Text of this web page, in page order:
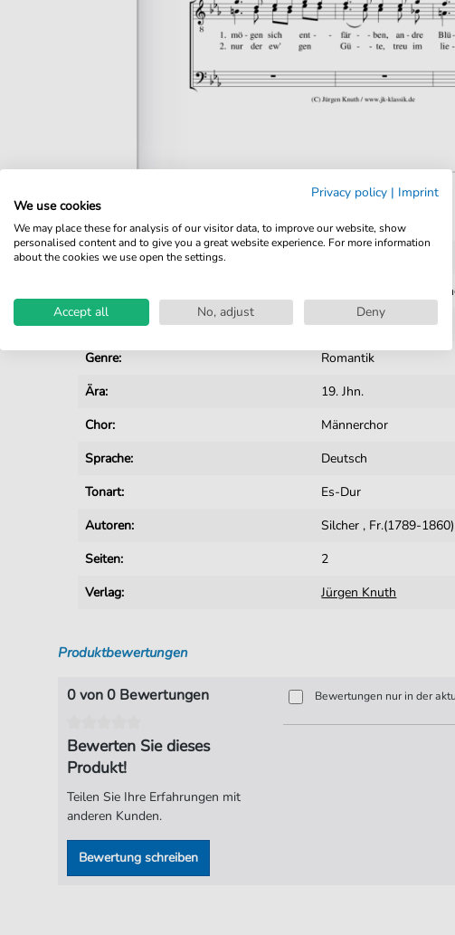
Details
Produktnummer:
Besetzungen mit
Instrumente:
Chor
Genre:
Romantik
Ära:
19. Jhn.
Chor:
Männerchor
Sprache:
Deutsch
Tonart:
Es-Dur
Autoren:
Silcher , Fr.(1789-1860)
Seiten:
2
Verlag:
Jürgen Knuth
Produktbewertungen
0 von 0 Bewertungen
Bewerten Sie dieses
Produkt!
Teilen Sie Ihre Erfahrungen mit
anderen Kunden.
Bewertung schreiben
Bewertungen nur in der
Privacy policy | Imprint
We use cookies
We may place these for analysis of our visitor data, to improve our website, show
personalised content and to give you a great website experience. For more information
about the cookies we use open the settings.
Accept all No, adjust Deny